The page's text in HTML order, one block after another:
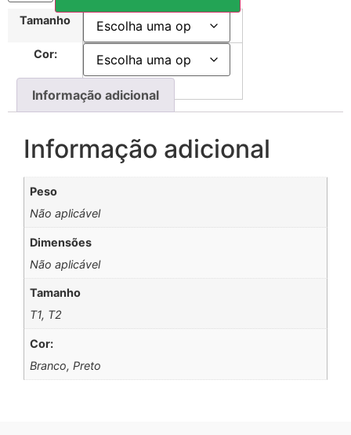
Tamanho
Cor:
Informação adicional
Informação adicional
Peso
Não aplicável
Dimensões
Não aplicável
Tamanho
T1, T2
Cor:
Branco, Preto